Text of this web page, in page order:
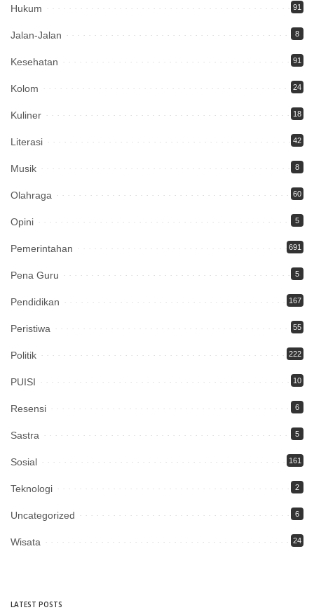
Hukum 91
Jalan-Jalan 8
Kesehatan 91
Kolom 24
Kuliner 18
Literasi 42
Musik 8
Olahraga 60
Opini 5
Pemerintahan 691
Pena Guru 5
Pendidikan 167
Peristiwa 55
Politik 222
PUISI 10
Resensi 6
Sastra 5
Sosial 161
Teknologi 2
Uncategorized 6
Wisata 24
LATEST POSTS